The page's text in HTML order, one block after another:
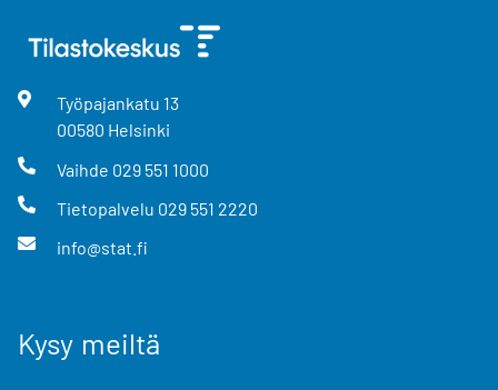
Työpajankatu 13
00580 Helsinki
Vaihde 029 551 1000
Tietopalvelu 029 551 2220
info@stat.fi
Kysy meiltä